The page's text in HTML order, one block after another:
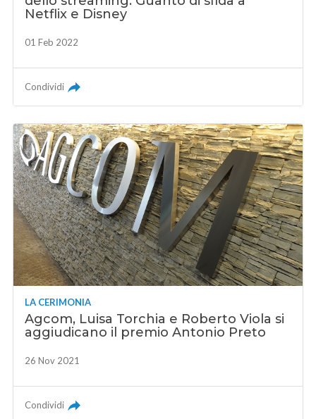
Netflix e Disney
01 Feb 2022
Condividi
LA CERIMONIA
Agcom, Luisa Torchia e Roberto Viola si
aggiudicano il premio Antonio Preto
26 Nov 2021
Condividi